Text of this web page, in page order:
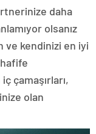
daha
olsanız
ve kendinizi en iyi
çamaşırları,
olan